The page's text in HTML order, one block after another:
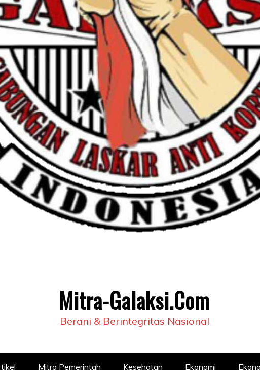
Mitra-Galaksi.Com
Berani & Berintegritas Nasional
Mitra Pemerintah Kesehatan Ekonomi